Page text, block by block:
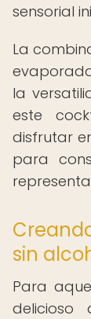
sensorial
La
la
este
disfrutar
para
sin
Para
delicioso